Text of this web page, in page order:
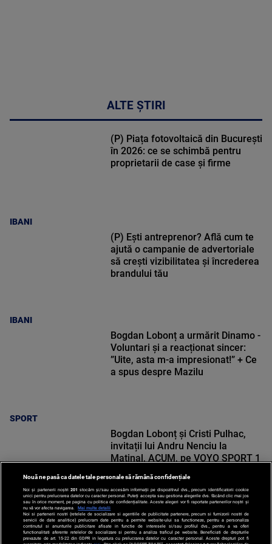
ALTE ȘTIRI
IBANI
(P) Piața fotovoltaică din București
în 2026: ce se schimbă pentru
proprietarii de case și firme
IBANI
(P) Ești antreprenor? Află cum te
ajută o campanie de advertoriale
să crești vizibilitatea și încrederea
brandului tău
SPORT
Bogdan Lobonț a urmărit Dinamo -
Voluntari și a reacționat sincer:
”Uite, asta m-a impresionat!” + Ce
a spus despre Mazilu
SPORT
Bogdan Lobonț și Cristi Pulhac,
invitații lui Andru Nenciu la
Matinal, ACUM, pe VOYO SPORT 1
Nouă ne pasă ca datele tale personale să rămână confidențiale
Noi și partenerii noștri 201 stocăm și/sau accesăm informații pe dispozitivul dvs., precum identificatorii cookie
unici pentru prelucrarea datelor cu caracter personal. Puteți accepta sau gestiona alegerile dvs. făcând clic mai jos
sau în orice moment, pe pagina cu politica de confidențialitate. Aceste alegeri vor fi raportate partenerilor noștri și
nu vă vor afecta navigarea.
Mai multe detalii
Noi si partenerii nostri (retelele de socializare si agentiile de publicitate partenere, precum si furnizorii nostri de
servicii de date analitice) prelucram date pentru a permite website-ului sa functioneze, pentru a personaliza
continutul si anunturile publicitare afisate in functie de interesele si/sau profilul dvs., pentru a va oferi
functionalitati aferente retelelor de socializare si pentru a analiza traficul pe website. Beneficiati de drepturile
prevazute de art. 15-22 din GDPR in legatura cu prelucrarea datelor cu caracter personal. Aceste drepturi pot fi